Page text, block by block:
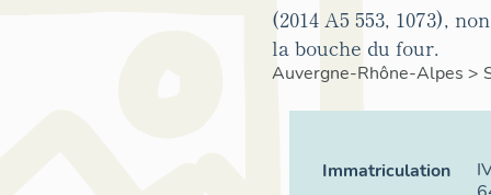
(2014 A5 553, 1073),
la bouche du four.
Auvergne-Rhône-Alpes >
Immatriculation